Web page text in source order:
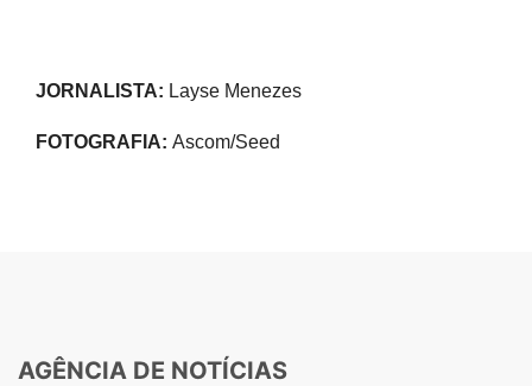
JORNALISTA: Layse Menezes
FOTOGRAFIA: Ascom/Seed
AGÊNCIA DE NOTÍCIAS